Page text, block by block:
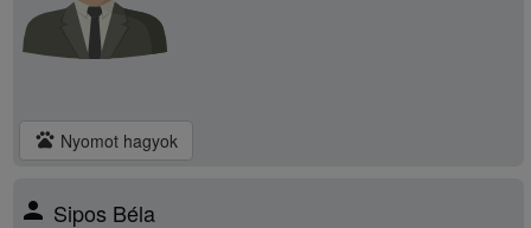
pets Nyomot hagyok
person Sipos Béla